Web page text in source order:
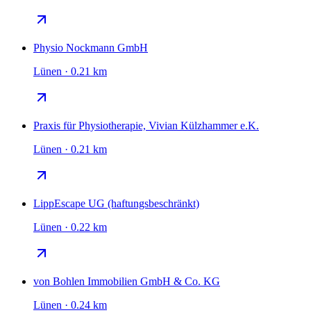
Physio Nockmann GmbH
Lünen · 0.21 km
Praxis für Physiotherapie, Vivian Külzhammer e.K.
Lünen · 0.21 km
LippEscape UG (haftungsbeschränkt)
Lünen · 0.22 km
von Bohlen Immobilien GmbH & Co. KG
Lünen · 0.24 km